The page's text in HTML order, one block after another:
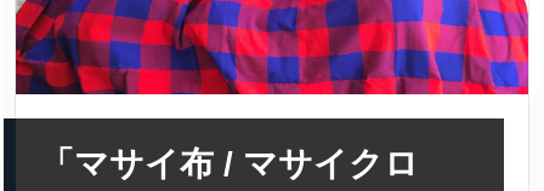
「マサイ布 / マサイクロ